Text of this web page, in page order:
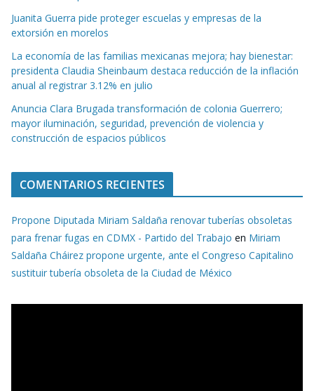
Juanita Guerra pide proteger escuelas y empresas de la
extorsión en morelos
La economía de las familias mexicanas mejora; hay bienestar:
presidenta Claudia Sheinbaum destaca reducción de la inflación
anual al registrar 3.12% en julio
Anuncia Clara Brugada transformación de colonia Guerrero;
mayor iluminación, seguridad, prevención de violencia y
construcción de espacios públicos
COMENTARIOS RECIENTES
Propone Diputada Miriam Saldaña renovar tuberías obsoletas
para frenar fugas en CDMX - Partido del Trabajo en Miriam
Saldaña Cháirez propone urgente, ante el Congreso Capitalino
sustituir tubería obsoleta de la Ciudad de México